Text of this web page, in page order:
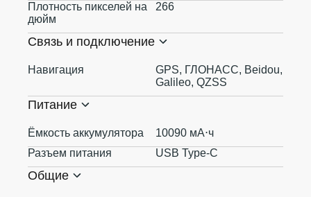
Плотность пикселей на
дюйм
266
Связь и подключение
Навигация
GPS, ГЛОНАСС, Beidou,
Galileo, QZSS
Питание
Ёмкость аккумулятора
10090 мА⋅ч
Разъем питания
USB Type-C
Общие